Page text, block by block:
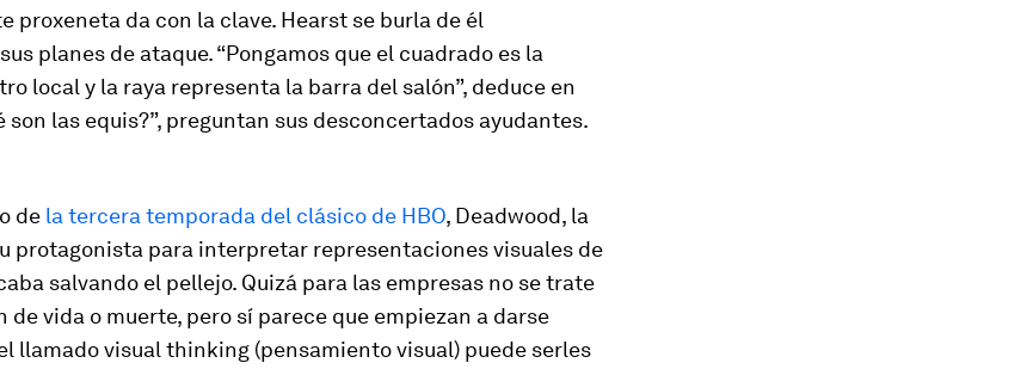
proxeneta da con la clave. Hearst se burla de él
planes de ataque. “Pongamos que el cuadrado es la
local y la raya representa la barra del salón”, deduce en
son las equis?”, preguntan sus desconcertados ayudantes.
de la tercera temporada del clásico de HBO, Deadwood, la
protagonista para interpretar representaciones visuales de
salvando el pellejo. Quizá para las empresas no se trate
de vida o muerte, pero sí parece que empiezan a darse
llamadovisual thinking (pensamiento visual) puede serles